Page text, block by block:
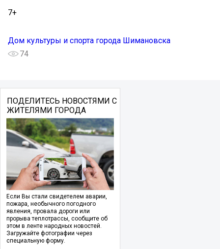
7+
Дом культуры и спорта города Шимановска
74
ПОДЕЛИТЕСЬ НОВОСТЯМИ С
ЖИТЕЛЯМИ ГОРОДА
Если Вы стали свидетелем аварии,
пожара, необычного погодного
явления, провала дороги или
прорыва теплотрассы, сообщите об
этом в ленте народных новостей.
Загружайте фотографии через
специальную форму.